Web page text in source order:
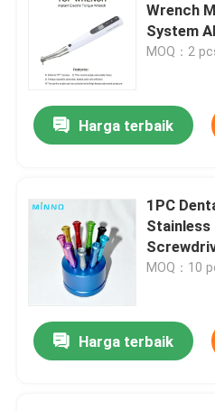
Wrench
System
MOQ：2
Harga terbaik
1PC
untuk
MOQ：10
Harga terbaik